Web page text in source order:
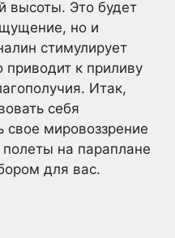
высоты. Это будет
но и
стимулирует
приводит к приливу
Итак,
себя
свое мировоззрение
на параплане
для вас.